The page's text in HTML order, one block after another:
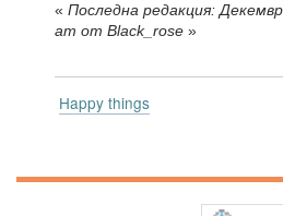
« Последна редакция:
am от Black_rose »
Happy things